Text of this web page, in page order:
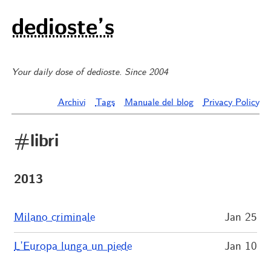
dedioste’s
Your daily dose of dedioste. Since 2004
Archivi Tags Manuale del blog Privacy Policy
#libri
2013
Milano criminale Jan 25
L’Europa lunga un piede Jan 10